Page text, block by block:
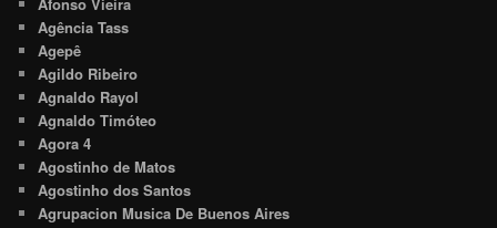
Agência Tass
Agepê
Agildo Ribeiro
Agnaldo Rayol
Agnaldo Timóteo
Agora 4
Agostinho de Matos
Agostinho dos Santos
Agrupacion Musica De Buenos Aires